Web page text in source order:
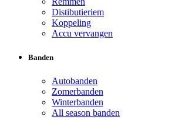
Distibutieriem
Koppeling
Accu vervangen
Banden
Autobanden
Zomerbanden
Winterbanden
All season banden